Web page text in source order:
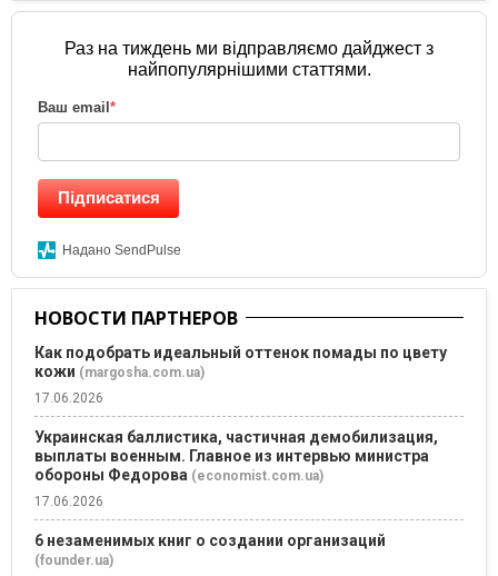
Раз на тиждень ми відправляємо дайджест з
найпопулярнішими статтями.
Ваш email *
Підписатися
Надано SendPulse
НОВОСТИ ПАРТНЕРОВ
Как подобрать идеальный оттенок помады по цвету
кожи (margosha.com.ua)
17.06.2026
Украинская баллистика, частичная демобилизация,
выплаты военным. Главное из интервью министра
обороны Федорова (economist.com.ua)
17.06.2026
6 незаменимых книг о создании организаций
(founder.ua)